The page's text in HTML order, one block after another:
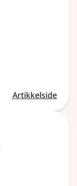
Artikkelside